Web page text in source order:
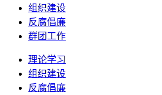
组织建设
反腐倡廉
群团工作
理论学习
组织建设
反腐倡廉